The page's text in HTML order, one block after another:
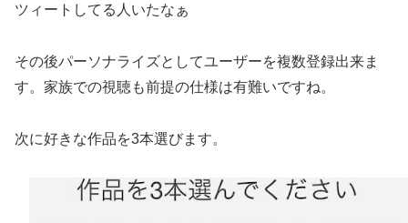
ツィートしてる人いたなぁ
その後パーソナライズとしてユーザーを複数登録出来ま
す。家族での視聴も前提の仕様は有難いですね。
次に好きな作品を3本選びます。